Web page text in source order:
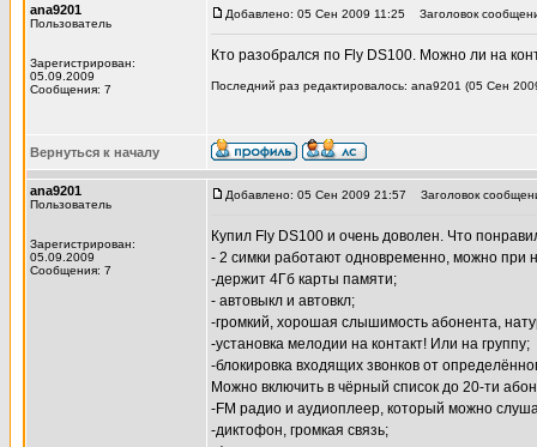
ana9201
Пользователь
Зарегистрирован:
05.09.2009
Сообщения: 7
Добавлено: 05 Сен 2009 11:25 Заголовок
Кто разобрался по Fly DS100. Можно ли на
Последний раз редактировалось: ana9201 (05 Сен
Вернуться к началу
ana9201
Пользователь
Зарегистрирован:
05.09.2009
Сообщения: 7
Добавлено: 05 Сен 2009 21:57 Заголовок
Купил Fly DS100 и очень доволен. Что
- 2 симки работают одновременно, можно при
-держит 4Гб карты памяти;
- автовыкл и автовкл;
-громкий, хорошая слышимость абонента,
-установка мелодии на контакт! Или на группу;
-блокировка входящих звонков от
Можно включить в чёрный список до 20-ти
-FM радио и аудиоплеер, который можно
-диктофон, громкая связь;